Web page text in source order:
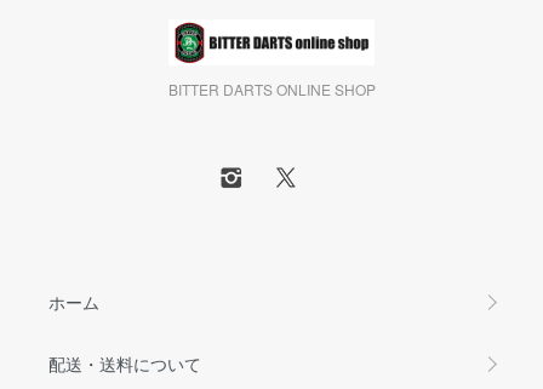
BITTER DARTS ONLINE SHOP
ホーム
配送・送料について